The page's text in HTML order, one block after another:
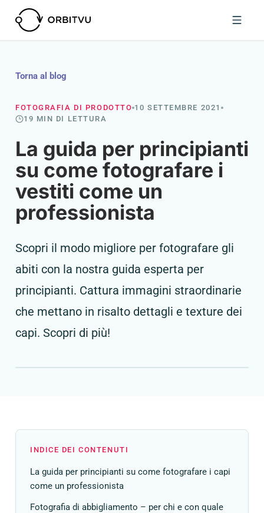
Torna al blog
FOTOGRAFIA DI PRODOTTO 10 SETTEMBRE 2021
19 MIN DI LETTURA
La guida per principianti
su come fotografare i
vestiti come un
professionista
Scopri il modo migliore per fotografare gli
abiti con la nostra guida esperta per
principianti. Cattura immagini straordinarie
che mettano in risalto dettagli e texture dei
capi. Scopri di più!
INDICE DEI CONTENUTI
La guida per principianti su come fotografare i capi
come un professionista
Fotografia di abbigliamento – per chi e con quale